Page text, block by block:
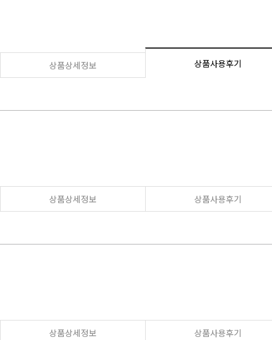
상품상세정보 상품사용후기
상품상세정보 상품사용후기
상품상세정보 상품사용후기